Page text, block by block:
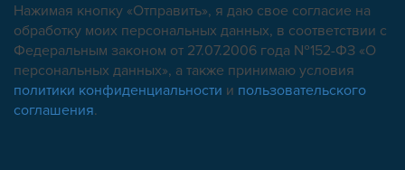
Нажимая кнопку «Отправить», я даю свое согласие на
обработку моих персональных данных, в соответствии с
Федеральным законом от 27.07.2006 года №152-ФЗ «О
персональных данных», а также принимаю условия
политики конфиденциальности и пользовательского
соглашения.